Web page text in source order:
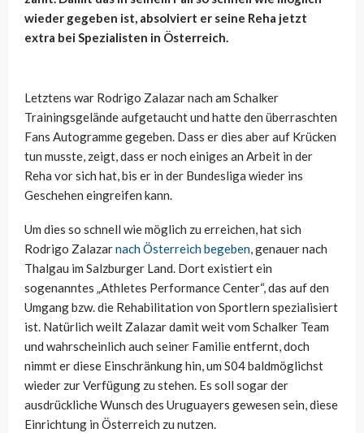
wieder gegeben ist, absolviert er seine Reha jetzt
extra bei Spezialisten in Österreich.
Letztens war Rodrigo Zalazar nach am Schalker
Trainingsgelände aufgetaucht und hatte den überraschten
Fans Autogramme gegeben. Dass er dies aber auf Krücken
tun musste, zeigt, dass er noch einiges an Arbeit in der
Reha vor sich hat, bis er in der Bundesliga wieder ins
Geschehen eingreifen kann.
Um dies so schnell wie möglich zu erreichen, hat sich
Rodrigo Zalazarnach Österreich begeben, genauer nach
Thalgau im Salzburger Land. Dort existiert ein
sogenanntes „Athletes Performance Center“, das auf den
Umgang bzw. die Rehabilitation von Sportlern spezialisiert
ist. Natürlich weilt Zalazar damit weit vom Schalker Team
und wahrscheinlich auch seiner Familie entfernt, doch
nimmt er diese Einschränkung hin, um S04 baldmöglichst
wieder zur Verfügung zu stehen. Es soll sogar der
ausdrückliche Wunsch des Uruguayers gewesen sein, diese
Einrichtung in Österreich zu nutzen.